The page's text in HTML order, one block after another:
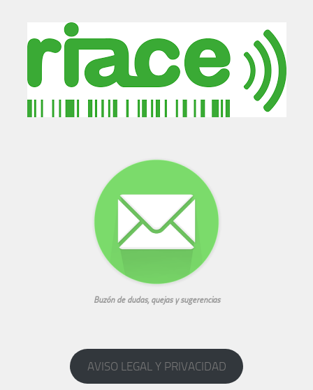
Buzón de dudas, quejas y sugerencias
AVISO LEGAL Y PRIVACIDAD